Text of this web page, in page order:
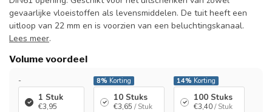
gevaarlijke vloeistoffen als levensmiddelen. De tuit heeft een
uitloop van 22 mm en is voorzien van een beluchtingskanaal.
Lees meer.
Volume voordeel
-
1 Stuk
€3,95
8% Korting
10 Stuks
€3,65 / Stuk
14% Korting
100 Stuks
€3,40/ Stuk